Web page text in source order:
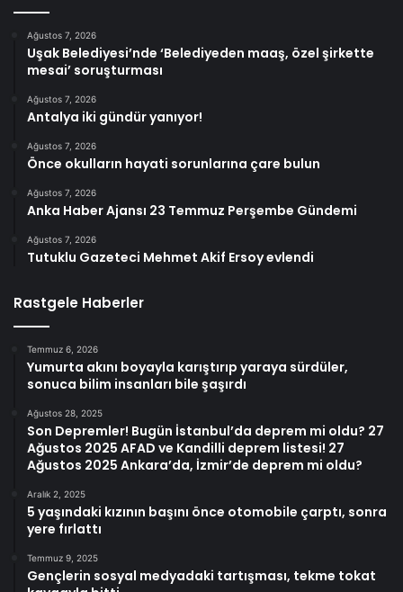
Ağustos 7, 2026
Uşak Belediyesi’nde ‘Belediyeden maaş, özel şirkette
mesai’ soruşturması
Ağustos 7, 2026
Antalya iki gündür yanıyor!
Ağustos 7, 2026
Önce okulların hayati sorunlarına çare bulun
Ağustos 7, 2026
Anka Haber Ajansı 23 Temmuz Perşembe Gündemi
Ağustos 7, 2026
Tutuklu Gazeteci Mehmet Akif Ersoy evlendi
Rastgele Haberler
Temmuz 6, 2026
Yumurta akını boyayla karıştırıp yaraya sürdüler,
sonuca bilim insanları bile şaşırdı
Ağustos 28, 2025
Son Depremler! Bugün İstanbul’da deprem mi oldu? 27
Ağustos 2025 AFAD ve Kandilli deprem listesi! 27
Ağustos 2025 Ankara’da, İzmir’de deprem mi oldu?
Aralık 2, 2025
5 yaşındaki kızının başını önce otomobile çarptı, sonra
yere fırlattı
Temmuz 9, 2025
Gençlerin sosyal medyadaki tartışması, tekme tokat